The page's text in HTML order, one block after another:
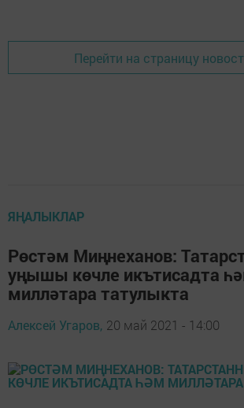
Перейти на страницу
ЯҢАЛЫКЛАР
Рөстәм Миңнеханов:
уңышы көчле икътисадта
милләтара татулыкта
Алексей Угаров, 20 май 2021 - 14:00